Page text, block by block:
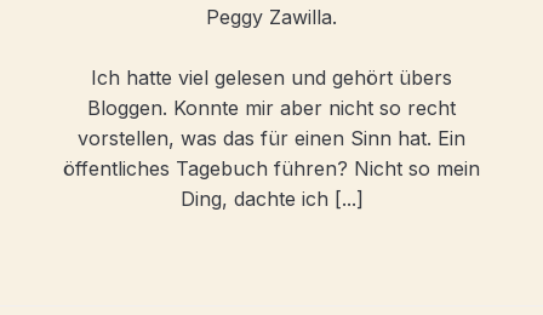
Peggy Zawilla.
Ich hatte viel gelesen und gehört übers
Bloggen. Konnte mir aber nicht so recht
vorstellen, was das für einen Sinn hat. Ein
öffentliches Tagebuch führen? Nicht so mein
Ding, dachte ich [...]